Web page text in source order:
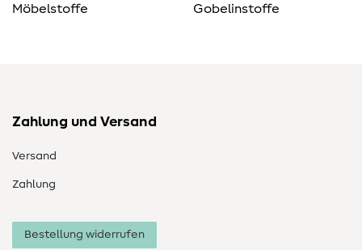
Möbelstoffe
Gobelinstoffe
Zahlung und Versand
Versand
Zahlung
Bestellung widerrufen